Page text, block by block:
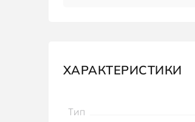
ХАРАКТЕРИСТИКИ
Тип